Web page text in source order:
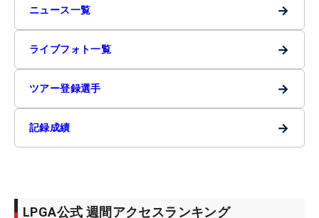
ニュース一覧 →
ライブフォト一覧 →
ツアー登録選手 →
記録成績 →
LPGA公式 週間アクセスランキング